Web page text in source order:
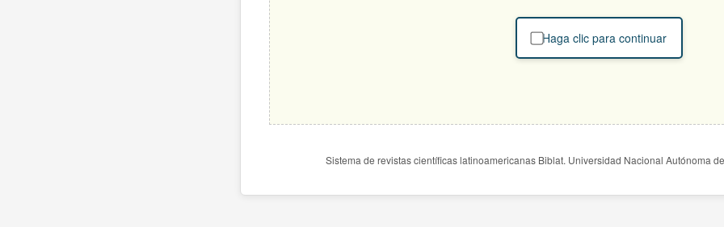
Haga clic para continuar
Sistema de revistas científicas latinoamericanas Biblat. Universidad Nacional Autónoma